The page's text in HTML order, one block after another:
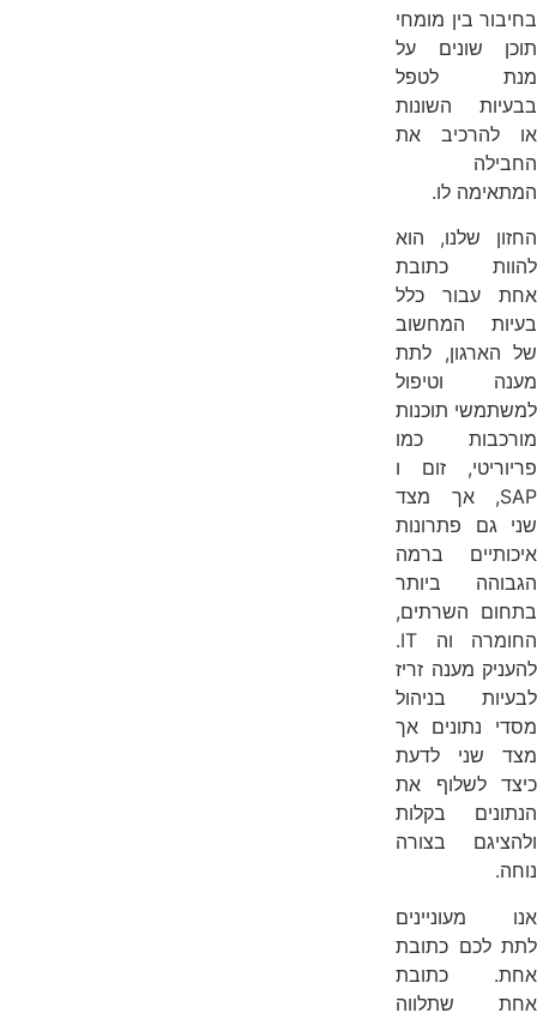
בחיבור בין מומחי
תוכן שונים על
מנת לטפל
בבעיות השונות
או להרכיב את
החבילה
המתאימה לו.
החזון שלנו, הוא
להוות כתובת
אחת עבור כלל
בעיות המחשוב
של הארגון, לתת
מענה וטיפול
למשתמשי תוכנות
מורכבות כמו
פריוריטי, זום ו
SAP, אך מצד
שני גם פתרונות
איכותיים ברמה
הגבוהה ביותר
בתחום השרתים,
החומרה וה IT.
להעניק מענה זריז
לבעיות בניהול
מסדי נתונים אך
מצד שני לדעת
כיצד לשלוף את
הנתונים בקלות
ולהציגם בצורה
נוחה.
אנו מעוניינים
לתת לכם כתובת
אחת. כתובת
אחת שתלווה